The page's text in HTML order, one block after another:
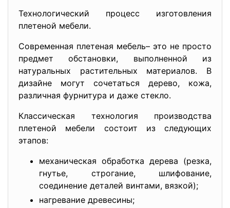
Технологический процесс изготовления
плетеной мебели.
Современная плетеная мебель– это не просто
предмет обстановки, выполненной из
натуральных растительных материалов. В
дизайне могут сочетаться дерево, кожа,
различная фурнитура и даже стекло.
Классическая технология производства
плетеной мебели состоит из следующих
этапов:
механическая обработка дерева (резка,
гнутье, строгание, шлифование,
соединение деталей винтами, вязкой);
нагревание древесины;